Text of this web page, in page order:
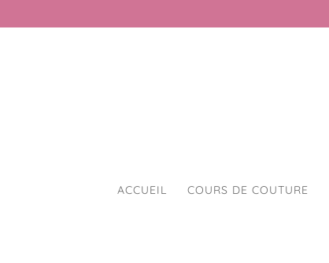
ACCUEIL COURS DE COUTURE
Accueil/Accessoires mercerie divers